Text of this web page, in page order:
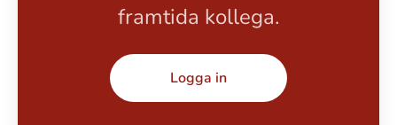
framtida kollega.
Logga in